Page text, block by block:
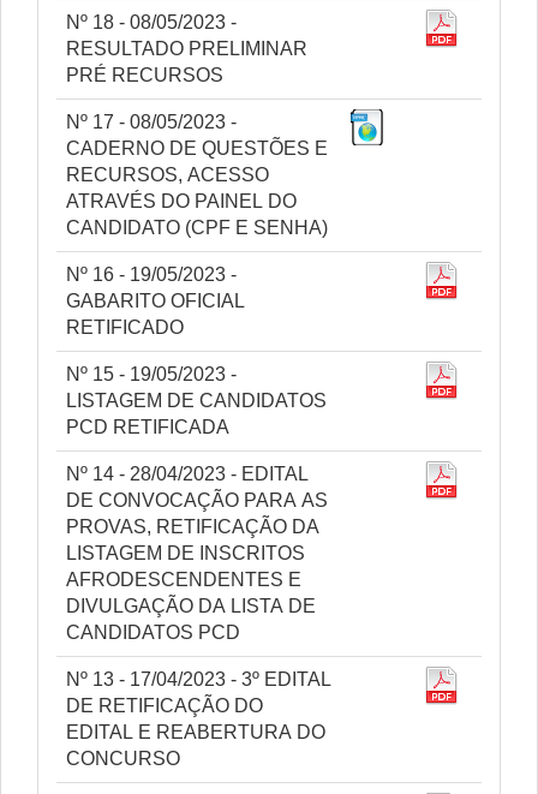
Nº 18 - 08/05/2023 -
RESULTADO PRELIMINAR
PRÉ RECURSOS
Nº 17 - 08/05/2023 -
CADERNO DE QUESTÕES E
RECURSOS, ACESSO
ATRAVÉS DO PAINEL DO
CANDIDATO (CPF E SENHA)
Nº 16 - 19/05/2023 -
GABARITO OFICIAL
RETIFICADO
Nº 15 - 19/05/2023 -
LISTAGEM DE CANDIDATOS
PCD RETIFICADA
Nº 14 - 28/04/2023 - EDITAL
DE CONVOCAÇÃO PARA AS
PROVAS, RETIFICAÇÃO DA
LISTAGEM DE INSCRITOS
AFRODESCENDENTES E
DIVULGAÇÃO DA LISTA DE
CANDIDATOS PCD
Nº 13 - 17/04/2023 - 3º EDITAL
DE RETIFICAÇÃO DO
EDITAL E REABERTURA DO
CONCURSO